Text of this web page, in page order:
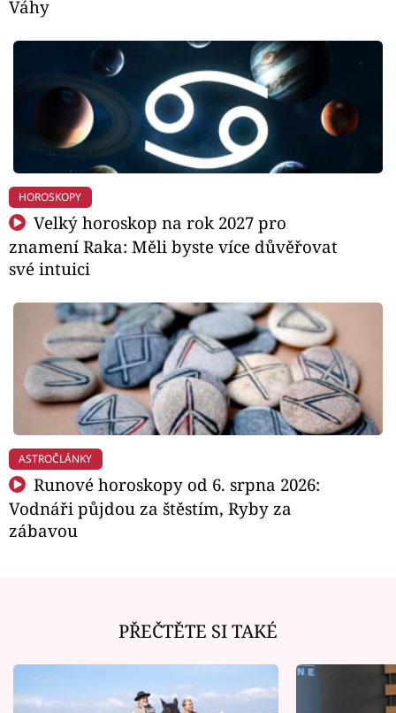
Váhy
HOROSKOPY
Velký horoskop na rok 2027 pro
znamení Raka: Měli byste více důvěřovat
své intuici
ASTROČLÁNKY
Runové horoskopy od 6. srpna 2026:
Vodnáři půjdou za štěstím, Ryby za
zábavou
PŘEČTĚTE SI TAKÉ